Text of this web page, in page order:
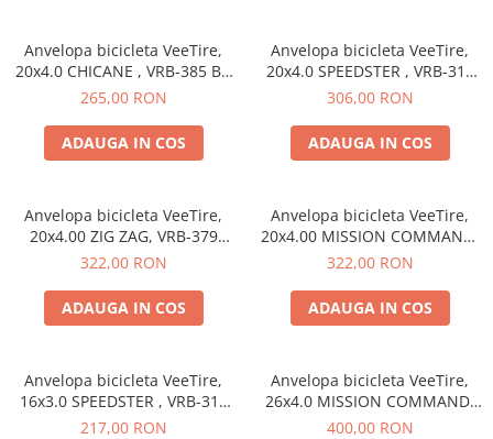
https://www.doctortrotineta.ro/lumini
Stop trotineta
https://www.doctortrotineta.ro/cadru
Cricuri trotineta
Suruburi
Suspensie
Anvelopa bicicleta VeeTire,
20x4.0 CHICANE , VRB-385 BK
26TPI, EC WIRE BEAD
Made in Thailanda
265,00 RON
ADAUGA IN COS
Anvelopa bicicleta VeeTire,
20x4.0 SPEEDSTER , VRB-316
BKS 26TPI, EC WIRE BEAD
Made in Thailanda
306,00 RON
ADAUGA IN COS
Anvelopa bicicleta VeeTire,
20x4.00 ZIG ZAG, VRB-379
BKW 72TPI, MPC FOLDABLE
in Thailanda
322,00 RON
ADAUGA IN COS
Anvelopa bicicleta VeeTire,
20x4.00 MISSION COMMAND,
VRB-321 SBK 120TPI, MPC
BIKE - Made in Thailanda
322,00 RON
ADAUGA IN COS
Anvelopa bicicleta VeeTire,
16x3.0 SPEEDSTER , VRB-316
BK 26TPI, WIRE BEAD,
217,00 RON
Anvelopa bicicleta VeeTire,
26x4.0 MISSION COMMAND,
VRB-321 SBK 72TPI, WIRE
400,00 RON